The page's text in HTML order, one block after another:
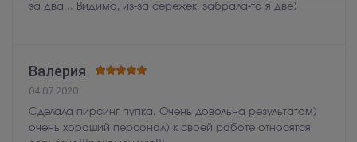
за два... Видимо, из-за сережек, забрала-то я две)
Валерия
04.07.2020
Сделала пирсинг пупка. Очень довольна результатом)
очень хороший персонал) к своей работе относятся